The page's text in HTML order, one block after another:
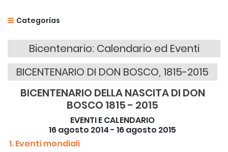
Categorías
Bicentenario: Calendario ed Eventi
BICENTENARIO DI DON BOSCO, 1815-2015
BICENTENARIO DELLA NASCITA DI DON
BOSCO 1815 - 2015
EVENTI E CALENDARIO
16 agosto 2014 - 16 agosto 2015
1. Eventi mondiali